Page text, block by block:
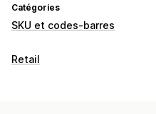
Catégories
SKU et codes-barres
Gestion de code-barres
Retail